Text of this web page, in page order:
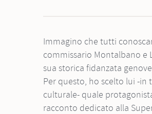
Immagino che tutti conoscano il
commissario Montalbano e
sua storica fidanzata
Per questo, ho scelto lui -in
culturale- quale
racconto dedicato alla